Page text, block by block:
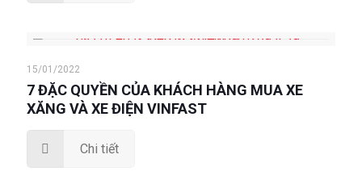
15/01/2022
7 ĐẶC QUYỀN CỦA KHÁCH HÀNG MUA XE
XĂNG VÀ XE ĐIỆN VINFAST
Chi tiết